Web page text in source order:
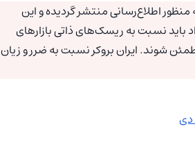
اطلاع‌رسانی منتشر گردیده و این
نسبت به ریسک‌های ذاتی بازارهای
شوند. ایران بروکر نسبت به ضرر و زیان